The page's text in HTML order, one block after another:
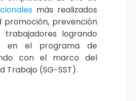
más realizados
promoción, prevención
logrando
en el programa de
con el marco del
Trabajo (SG-SST).